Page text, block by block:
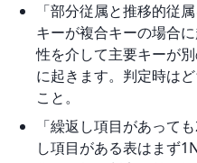
「部分従属と推移的従
キーが複合キーの場合
性を介して主要キーが
に起きます。判定時は
こと。
「繰返し項目があって
し項目がある表はまず